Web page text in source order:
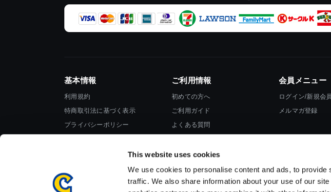
This website uses cookies
We use cookies to personalise content and ads, to
traffic. We also share information about your use of our
基本情報
利用規約
特商取引法に基づく表示
プライバシーポリシー
ご利用情報
初めての方へ
ご利用ガイド
よくある質問
会員メニュー
ログイン/新規会
メルマガ登録